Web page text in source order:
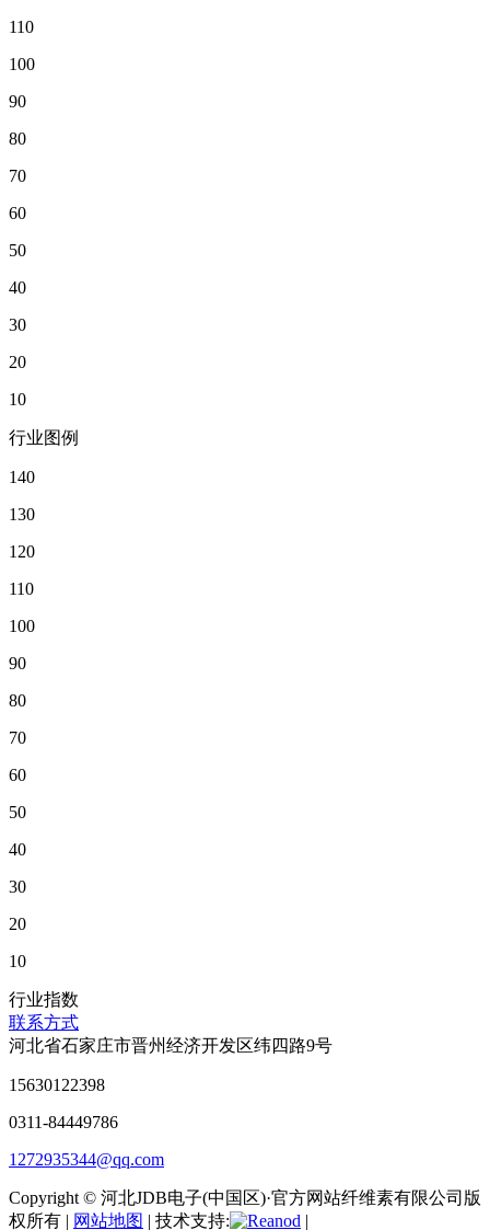
110
100
90
80
70
60
50
40
30
20
10
行业图例
140
130
120
110
100
90
80
70
60
50
40
30
20
10
行业指数
联系方式
河北省石家庄市晋州经济开发区纬四路9号
15630122398
0311-84449786
1272935344@qq.com
Copyright © 河北JDB电子(中国区)·官方网站纤维素有限公司版
权所有 | 网站地图 | 技术支持: |